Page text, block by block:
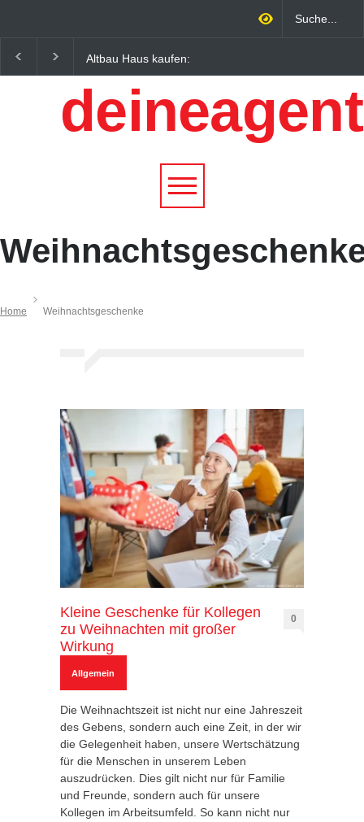
Altbau Haus kaufen:
Unterschiede zwischen
Süddeutschland und
Österreich einfach erklärt
Wirtschaftsfaktor: Wie
Qualitätstourismus
profitieren
Home Weihnachtsgeschenke
Kleine Geschenke für Kollegen
zu Weihnachten mit großer
Wirkung
0
Allgemein
Die Weihnachtszeit ist nicht nur eine Jahreszeit
des Gebens, sondern auch eine Zeit, in der wir
die Gelegenheit haben, unsere Wertschätzung
für die Menschen in unserem Leben
auszudrücken. Dies gilt nicht nur für Familie
und Freunde, sondern auch für unsere
Kollegen im Arbeitsumfeld. So kann nicht nur